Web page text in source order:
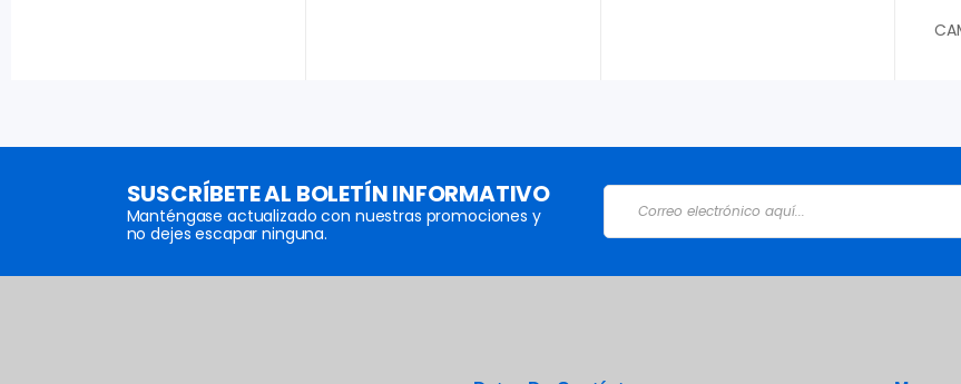
SUSCRÍBETE AL BOLETÍN INFORMATIVO
Manténgase actualizado con nuestras promociones y
no dejes escapar ninguna.